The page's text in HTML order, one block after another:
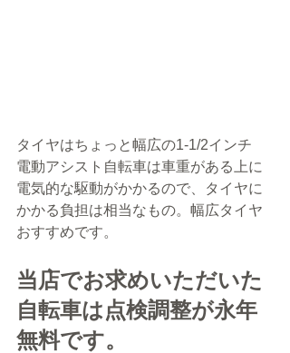
タイヤはちょっと幅広の1-1/2インチ
電動アシスト自転車は車重がある上に
電気的な駆動がかかるので、タイヤに
かかる負担は相当なもの。幅広タイヤ
おすすめです。
当店でお求めいただいた
自転車は点検調整が永年
無料です。